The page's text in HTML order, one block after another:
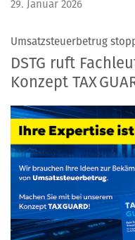
29. Januar 2026
Umsatzsteuerbetrug
DSTG ruft
Konzept TAX